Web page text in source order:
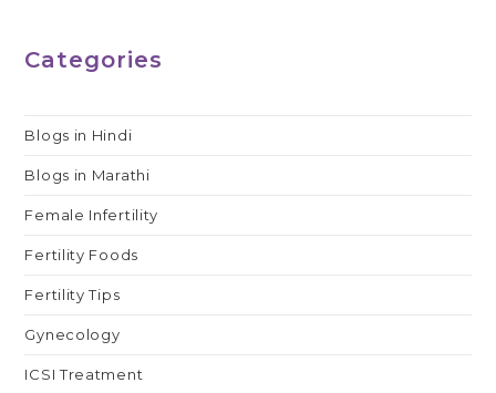
Categories
Blogs in Hindi
Blogs in Marathi
Female Infertility
Fertility Foods
Fertility Tips
Gynecology
ICSI Treatment